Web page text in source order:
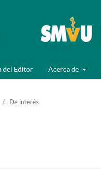
del Editor Acerca de
/ De interés